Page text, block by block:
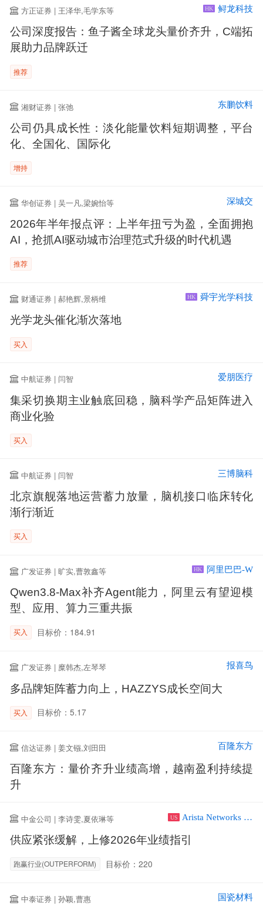
方正证券 | 王泽华,毛学东等 HK 鲟龙科技
公司深度报告：鱼子酱全球龙头量价齐升，C端拓
展助力品牌跃迁
推荐
湘财证券 | 张弛 东鹏饮料
公司仍具成长性：淡化能量饮料短期调整，平台
化、全国化、国际化
增持
华创证券 | 吴一凡,梁婉怡等 深城交
2026年半年报点评：上半年扭亏为盈，全面拥抱
AI，抢抓AI驱动城市治理范式升级的时代机遇
推荐
财通证券 | 郝艳辉,景柄维 HK 舜宇光学科技
光学龙头催化渐次落地
买入
中航证券 | 闫智 爱朋医疗
集采切换期主业触底回稳，脑科学产品矩阵进入
商业化验
买入
中航证券 | 闫智 三博脑科
北京旗舰落地运营蓄力放量，脑机接口临床转化
渐行渐近
买入
广发证券 | 旷实,曹敦鑫等 HK 阿里巴巴-W
Qwen3.8-Max补齐Agent能力，阿里云有望迎模
型、应用、算力三重共振
买入 目标价：184.91
广发证券 | 糜韩杰,左琴琴 报喜鸟
多品牌矩阵蓄力向上，HAZZYS成长空间大
买入 目标价：5.17
信达证券 | 姜文镪,刘田田 百隆东方
百隆东方：量价齐升业绩高增，越南盈利持续提
升
中金公司 | 李诗雯,夏依琳等 US Arista Networks Inc
供应紧张缓解，上修2026年业绩指引
跑赢行业(OUTPERFORM) 目标价：220
中泰证券 | 孙颖,曹惠 国瓷材料